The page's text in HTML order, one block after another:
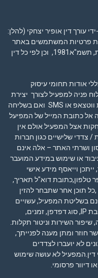
עורך דין אופיר יצחקי (להלן:
פרטיות המשתמשים באתר
ופועל בהתאם להוראות חוק הגנת הפרטיות, תשמ"א1981, וכן לפי כל דין
אודות תחומי עיסוק
פניה למפעיל לצורך יצירת
קשר אם באמצעות משלוח מיסרון אמצעות ווטצאפ או SMS ואם בשליחה
כתובת המייל של המפיעל
אצל המפעיל אולם אין
/ צדדי שלישיים כגון חברות
ושרתי האתר – אלה אינם
או שימוש במידע המועבר
וייאסף מידע אישי
טלפון,כתובת דוא"ל תאריך,
זמן,קישור לעמוד, פרטי משתמש, כתובתIP ,כל תוכן אחר שתבחר להזין
בשליטת המפעיל, עשויים
לאסוף מידע טכני באופן אוטומטי (כגון כתובת IP, סוג דפדפן, זמנים,
השירות וניטור תקלות.
חוזר ומתן מענה לפנייתך,
לא יועברו לצדדים
לא עושה שימוש
דיוור פרסומי.